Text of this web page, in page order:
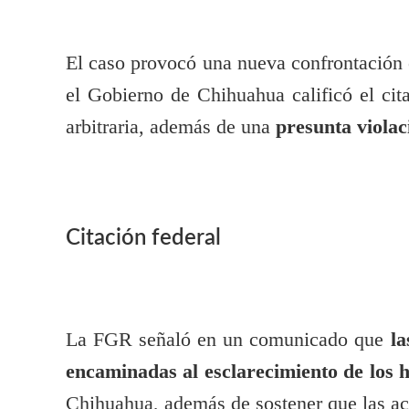
El caso provocó una nueva
el Gobierno de Chihuahua calificó el
arbitraria, además de una presunta
Citación federal
La FGR señaló en un comunicado que
encaminadas al esclarecimiento de los
Chihuahua, además de sostener que las